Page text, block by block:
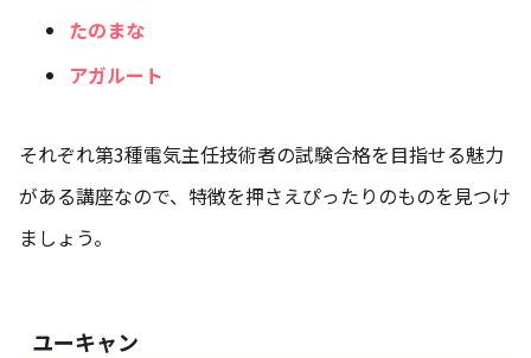
たのまな
アガルート
それぞれ第3種電気主任技術者の試験合格を目指せる魅力
がある講座なので、特徴を押さえぴったりのものを見つけ
ましょう。
ユーキャン